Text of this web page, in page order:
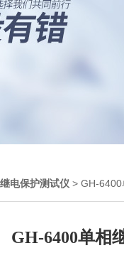
电保护测试仪 > GH-6400
GH-6400单相